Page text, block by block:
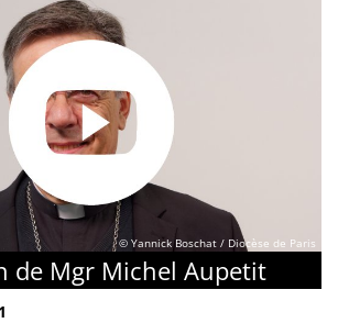
© Yannick Boschat / Diocèse de Paris
de Mgr Michel Aupetit